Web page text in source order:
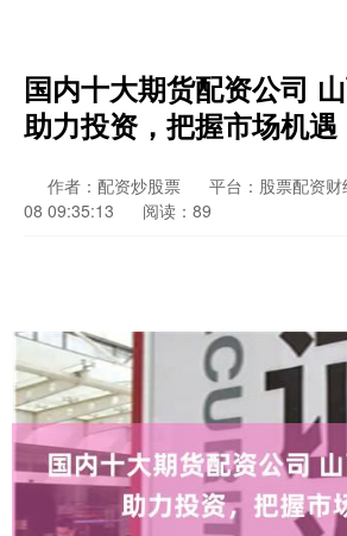
国内十大期货配资公司
助力投资，把握市场机遇
作者：配资炒股票 平台：股票配资财
08 09:35:13
阅读：89